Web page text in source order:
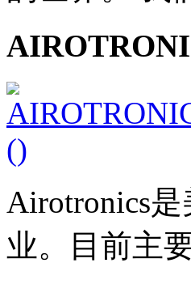
Airotronics
业。目前主